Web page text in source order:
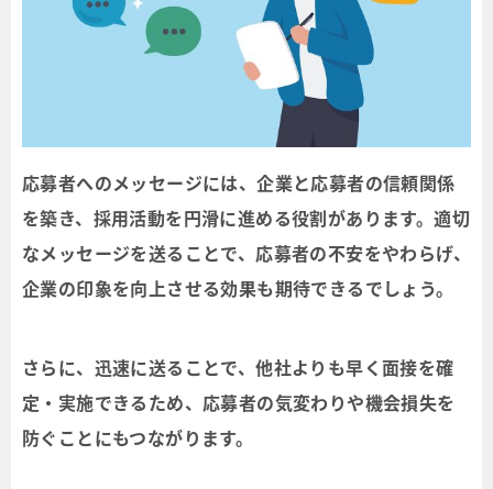
応募者へのメッセージには、企業と応募者の信頼関係
を築き、採用活動を円滑に進める役割があります。適切
なメッセージを送ることで、応募者の不安をやわらげ、
企業の印象を向上させる効果も期待できるでしょう。
さらに、迅速に送ることで、他社よりも早く面接を確
定・実施できるため、応募者の気変わりや機会損失を
防ぐことにもつながります。